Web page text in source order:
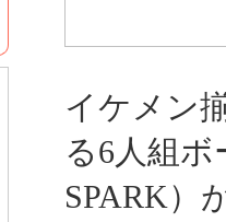
イケメン
る6人組
SPARK）